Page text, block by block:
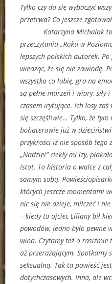
Tylko czy da się wybaczyć
przetrwa? Co jeszcze
Katarzyna Michalak to
przeczytania „Roku w
lepszych polskich autorek.
wiedząc, że się nie zawiodę.
wszystko co lubię, gra na
są pełne marzeń i wiary, siły
czasem irytujące. Ich losy
się szczęśliwie… Tylko, że
bohaterowie już w
przykrości iż nie sposób tego
„Nadziei” ciekły mi łzy,
istot. To historia o walce z
samym sobą.
których jeszcze momentami
nic się nie dzieje, milczeć i
– kiedy to ojciec Liliany bił
powodów, jedno było pewne
wina. Czytamy też o rasizmie
aż przerażającym. Spotkamy
seksualną. Tak ta powieść
dotychczasowych. Inna, ale